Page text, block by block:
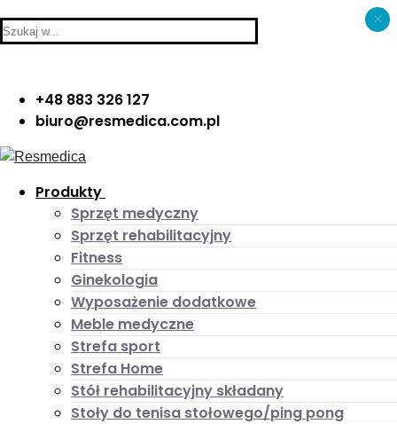
Skip
to
Menu
Close
Search
+48 883 326 127
biuro@resmedica.com.pl
Produkty
Sprzęt medyczny
Sprzęt rehabilitacyjny
Fitness
Ginekologia
Wyposażenie dodatkowe
Meble medyczne
Strefa sport
Strefa Home
Stół rehabilitacyjny składany
Stoły do tenisa stołowego/ping pong
×